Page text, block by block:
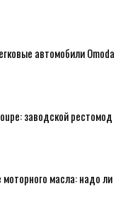
автомобили Omoda
заводской рестомод
масла: надо ли